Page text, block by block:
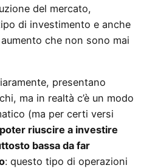
del mercato,
di investimento e anche
che non sono mai
presentano
ma in realtà c’è un modo
(ma per certi versi
poter riuscire a investire
bassa da far
: questo tipo di operazioni